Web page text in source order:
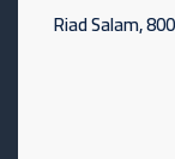
Riad Salam,